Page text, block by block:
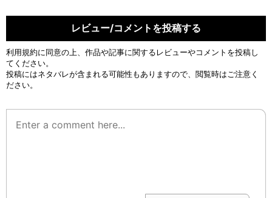
レビュー/コメントを投稿する
利用規約に同意の上、作品や記事に関するレビューやコメントを投稿し
てください。
投稿にはネタバレが含まれる可能性もありますので、閲覧時はご注意く
ださい。